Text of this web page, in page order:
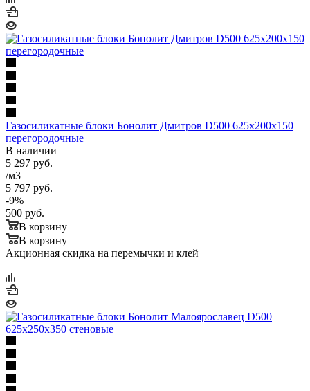
Газосиликатные блоки Бонолит Дмитров D500 625х200х150
перегородочные
В наличии
5 297 руб.
/м3
5 797 руб.
-9%
500 руб.
В корзину
В корзину
Акционная скидка на перемычки и клей